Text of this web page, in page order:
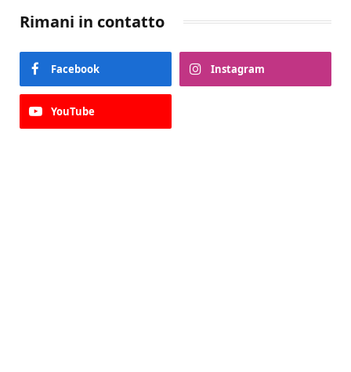
Rimani in contatto
Facebook Instagram
YouTube